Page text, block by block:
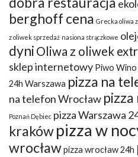
berghoff cena Grecka oliwa
z oliwek sprzedaż nasiona strączkowe
dyni Oliwa z oliwek
sklep internetowy Piwo
24h Warszawa pizza na
na telefon Wrocław pizza
Poznań Dębiec pizza Warszawa
krakówpizza w
wrocławpizza wrocław 24h